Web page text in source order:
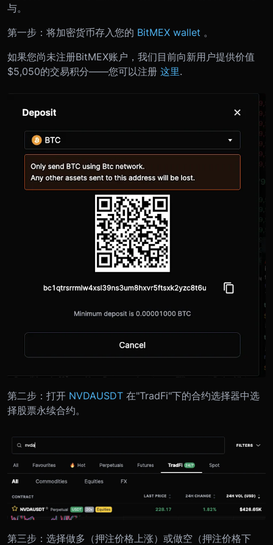
与。
第一步：将加密货币存入您的 BitMEX wallet 。
如果您尚未注册BitMEX账户，我们目前向新用户提供价值
$5,050的交易积分——您可以注册 这里.
第二步：打开 NVDAUSDT 在"TradFi"下的合约选择器中选
择股票永续合约。
第三步：选择做多（押注价格上涨）或做空（押注价格下